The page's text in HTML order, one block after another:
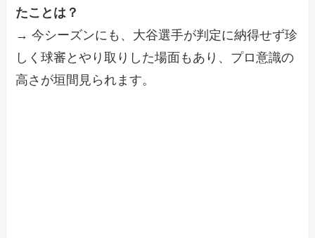
たことは？
→ 今シーズンにも、大谷選手が判定に納得せず珍
しく球審とやり取りした場面もあり、プロ意識の
高さが垣間見られます。